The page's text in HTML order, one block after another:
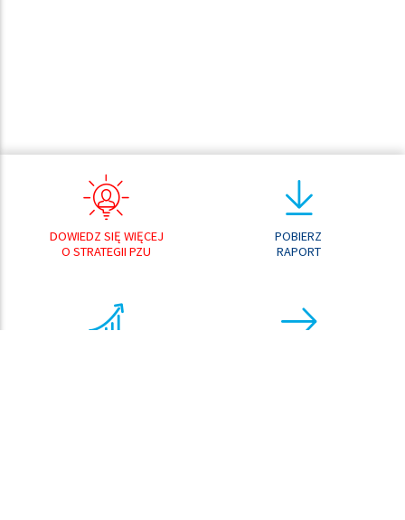
DOWIEDZ SIĘ WIĘCEJ
O STRATEGII PZU
POBIERZ
RAPORT